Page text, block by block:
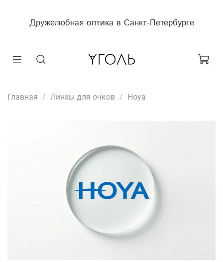
Дружелюбная оптика в Санкт-Петербурге
Главная Линзы для очков Hoya